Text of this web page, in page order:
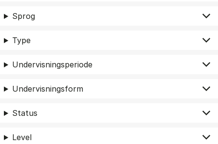
Sprog
Type
Undervisningsperiode
Undervisningsform
Status
Level